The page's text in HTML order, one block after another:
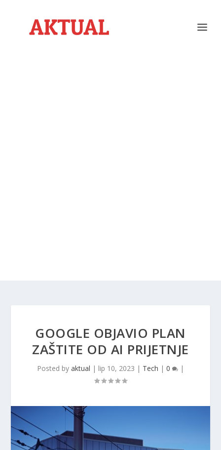
GOOGLE OBJAVIO PLAN
ZAŠTITE OD AI PRIJETNJE
Posted by aktual | lip 10, 2023 | Tech | 0 |